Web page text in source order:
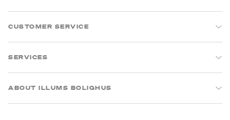
CUSTOMER SERVICE
SERVICES
ABOUT ILLUMS BOLIGHUS